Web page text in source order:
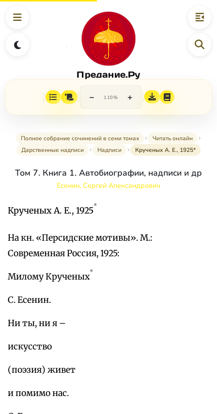
Предание.Ру
− 110% +
Полное собрание сочинений в семи томах
Читать онлайн
Дарственные надписи
Надписи Крученых А. Е., 1925*
Том 7. Книга 1. Автобиографии, надписи и др
Есенин, Сергей Александрович
Крученых А. Е., 1925*
На кн. «Персидские мотивы». М.:
Современная Россия, 1925:
Милому Крученых*
С. Есенин.
Ни ты, ни я –
искусство
(поэзия) живет
и помимо нас.